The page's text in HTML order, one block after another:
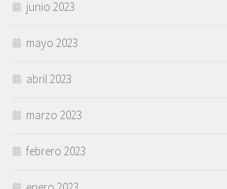
junio 2023
mayo 2023
abril 2023
marzo 2023
febrero 2023